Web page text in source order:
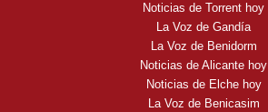
Noticias de Torrent hoy
La Voz de Gandía
La Voz de Benidorm
Noticias de Alicante hoy
Noticias de Elche hoy
La Voz de Benicasim